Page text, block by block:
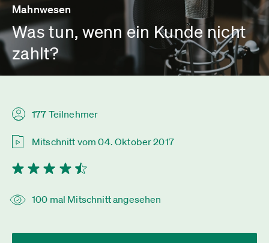
Mahnwesen
Was tun, wenn ein Kunde nicht
zahlt?
177 Teilnehmer
Mitschnitt vom 04. Oktober 2017
100 mal Mitschnitt angesehen